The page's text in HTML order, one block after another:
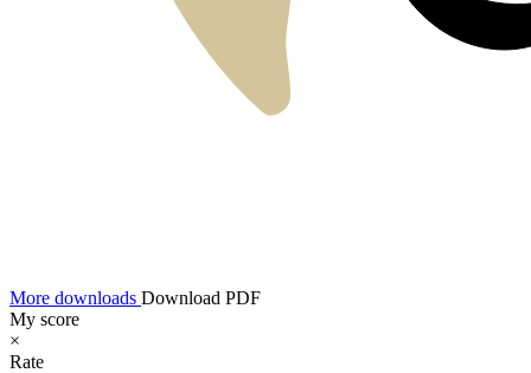
More downloads Download PDF
My score
×
Rate